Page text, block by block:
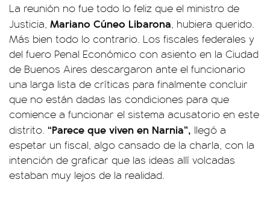
La reunión no fue todo lo feliz que el ministro de
Justicia, Mariano Cúneo Libarona, hubiera querido.
Más bien todo lo contrario. Los fiscales federales y
del fuero Penal Económico con asiento en la Ciudad
de Buenos Aires descargaron ante el funcionario
una larga lista de críticas para finalmente concluir
que no están dadas las condiciones para que
comience a funcionar el sistema acusatorio en este
distrito. “Parece que viven en Narnia”, llegó a
espetar un fiscal, algo cansado de la charla, con la
intención de graficar que las ideas allí volcadas
estaban muy lejos de la realidad.